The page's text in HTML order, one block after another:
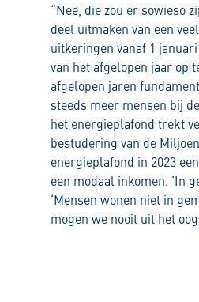
“Nee, die zou er sowieso
deel uitmaken van een
uitkeringen vanaf 1
van het afgelopen jaar op
afgelopen jaren
steeds meer mensen bij
het energieplafond trekt
bestudering van de
energieplafond in 2023
een modaal inkomen. ‘In
‘Mensen wonen niet in
mogen we nooit uit het